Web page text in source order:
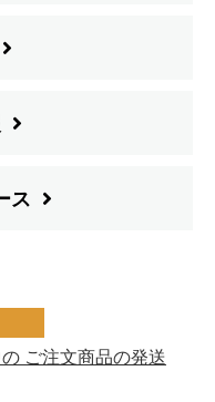
ス
ご注文商品の発送